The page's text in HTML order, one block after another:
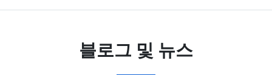
블로그 및 뉴스